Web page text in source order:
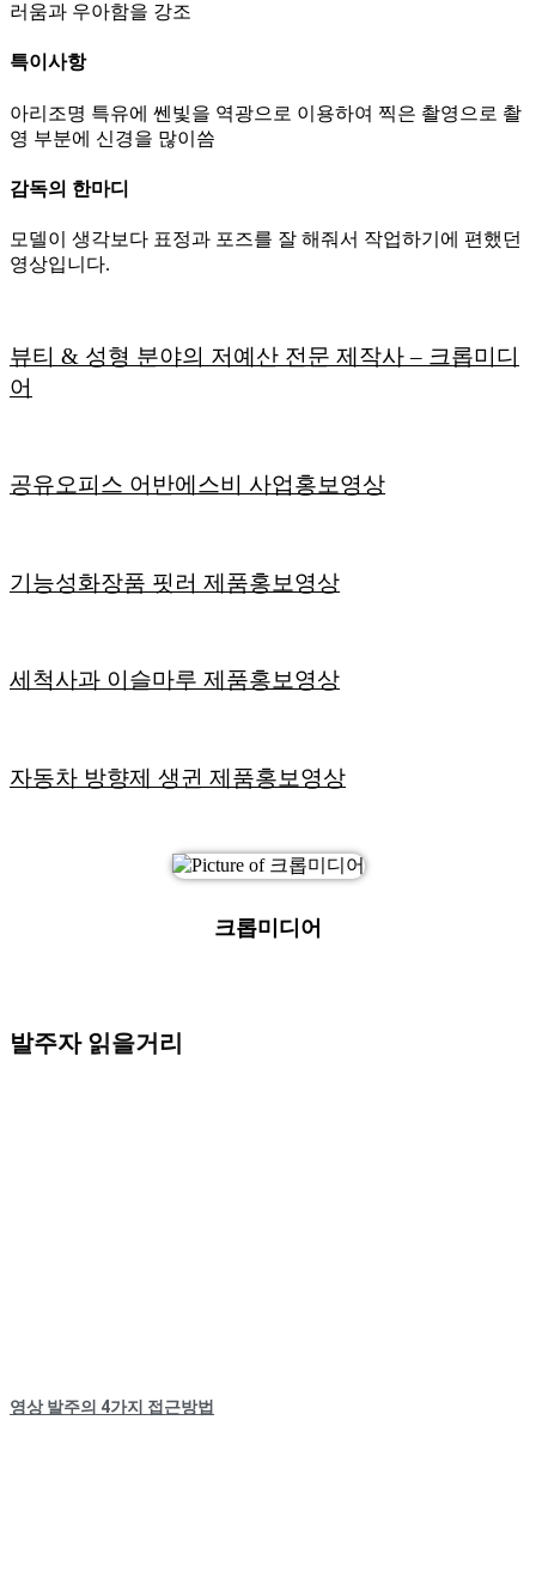
러움과 우아함을 강조
특이사항
아리조명 특유에 쎈빛을 역광으로 이용하여 찍은 촬영으로 촬
영 부분에 신경을 많이씀
감독의 한마디
모델이 생각보다 표정과 포즈를 잘 해줘서 작업하기에 편했던
영상입니다.
뷰티 & 성형 분야의 저예산 전문 제작사 – 크롭미디
어
공유오피스 어반에스비 사업홍보영상
기능성화장품 핏러 제품홍보영상
세척사과 이슬마루 제품홍보영상
자동차 방향제 생귄 제품홍보영상
크롭미디어
발주자 읽을거리
영상 발주의 4가지 접근방법